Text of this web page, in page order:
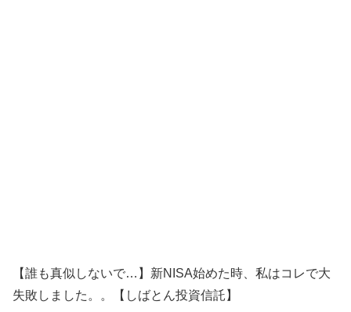
【誰も真似しないで…】新NISA始めた時、私はコレで大
失敗しました。。【しばとん投資信託】